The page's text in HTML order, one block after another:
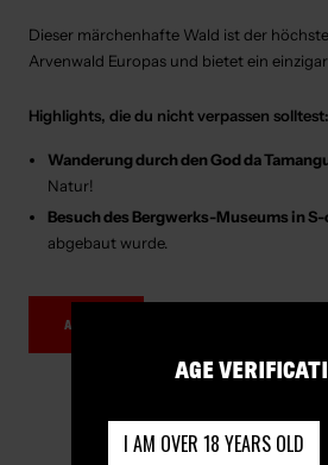
Dieser märchenhafte Wald ist der
Arvenwald Europas und bietet ein
Highlights, die du nicht verpassen solltest:
Wanderung durch den God da
Natur!
Besuch des Bergwerks-Museums in
abgebaut wurde.
ANREISE
AGE
I AM OVER 18 YEARS OLD